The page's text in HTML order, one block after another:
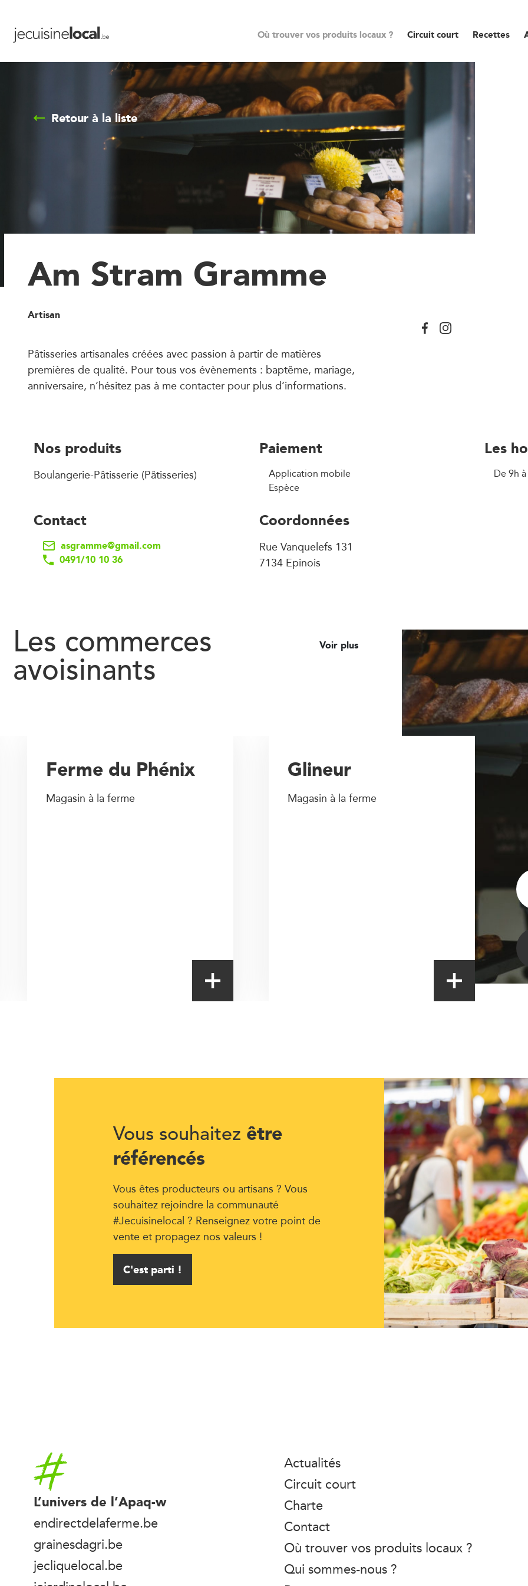
Où trouver vos produits locaux ? Circuit court Recettes
Retour à la liste
Am Stram Gramme
Artisan
Pâtisseries artisanales créées avec passion à partir de matières
premières de qualité. Pour tous vos évènements : baptême, mariage,
anniversaire, n’hésitez pas à me contacter pour plus d’informations.
Nos produits
Boulangerie-Pâtisserie (Pâtisseries)
Paiement
Application mobile
Espèce
Les
De 9h
Contact
asgramme@gmail.com
0491/10 10 36
Coordonnées
Rue Vanquelefs 131
7134 Epinois
Les commerces
avoisinants
Voir plus
Glineur
Magasin à la ferme
Ferme du Phénix
Magasin à la ferme
Vous souhaitez être
référencés
Vous êtes producteurs ou artisans ? Vous
souhaitez rejoindre la communauté
#Jecuisinelocal ? Renseignez votre point de
vente et propagez nos valeurs !
C'est parti !
Accueil
L’univers de l’Apaq-w
endirectdelaferme.be
grainesdagri.be
jecliquelocal.be
Actualités
Circuit court
Charte
Contact
Où trouver vos produits locaux ?
Qui sommes-nous ?